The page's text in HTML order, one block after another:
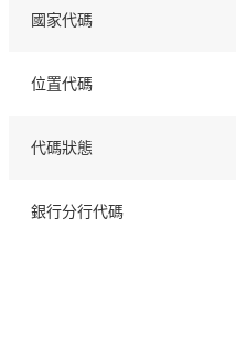
國家代碼
位置代碼
代碼狀態
銀行分行代碼